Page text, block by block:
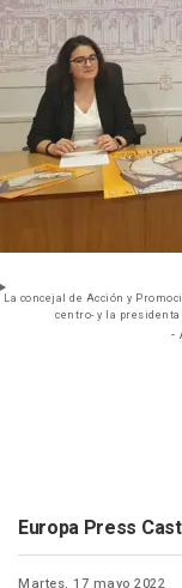
La concejal de Acción y
centro- y la
-
Europa Press
Martes, 17 mayo 2022